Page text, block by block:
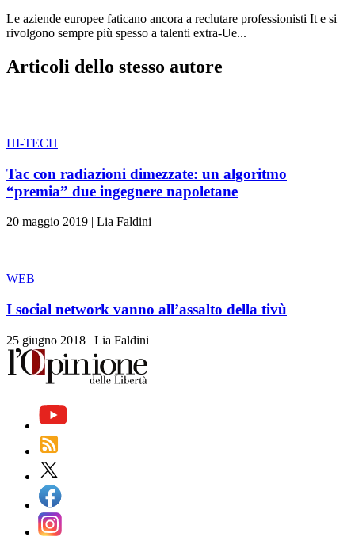
Le aziende europee faticano ancora a reclutare professionisti It e si
rivolgono sempre più spesso a talenti extra-Ue...
Articoli dello stesso autore
HI-TECH
Tac con radiazioni dimezzate: un algoritmo
“premia” due ingegnere napoletane
20 maggio 2019 | Lia Faldini
WEB
I social network vanno all’assalto della tivù
25 giugno 2018 | Lia Faldini